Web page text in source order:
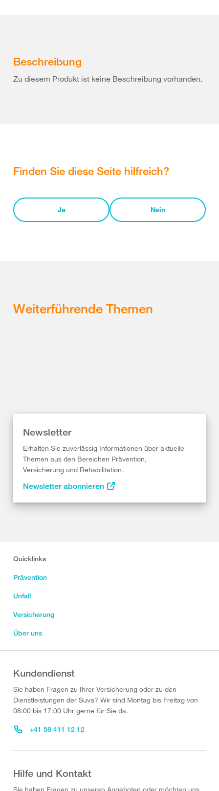
Beschreibung
Zu diesem Produkt ist keine Beschreibung vorhanden.
Finden Sie diese Seite hilfreich?
Ja Nein
Weiterführende Themen
Newsletter
Erhalten Sie zuverlässig Informationen über aktuelle
Themen aus den Bereichen Prävention,
Versicherung und Rehabilitation.
Newsletter abonnieren
Quicklinks
Prävention
Unfall
Versicherung
Über uns
Kundendienst
Sie haben Fragen zu Ihrer Versicherung oder zu den
Dienstleistungen der Suva? Wir sind Montag bis Freitag von
08:00 bis 17:00 Uhr gerne für Sie da.
+41 58 411 12 12
Hilfe und Kontakt